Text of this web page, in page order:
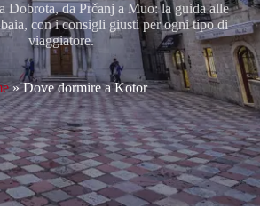
Dobrota, da Prčanj a Muo: la guida alle
con i consigli giusti per ogni tipo di
viaggiatore.
»Dove dormire a Kotor